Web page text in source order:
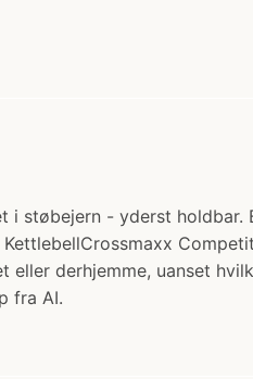
i støbejern - yderst
derhjemme, uanset
fra AI.